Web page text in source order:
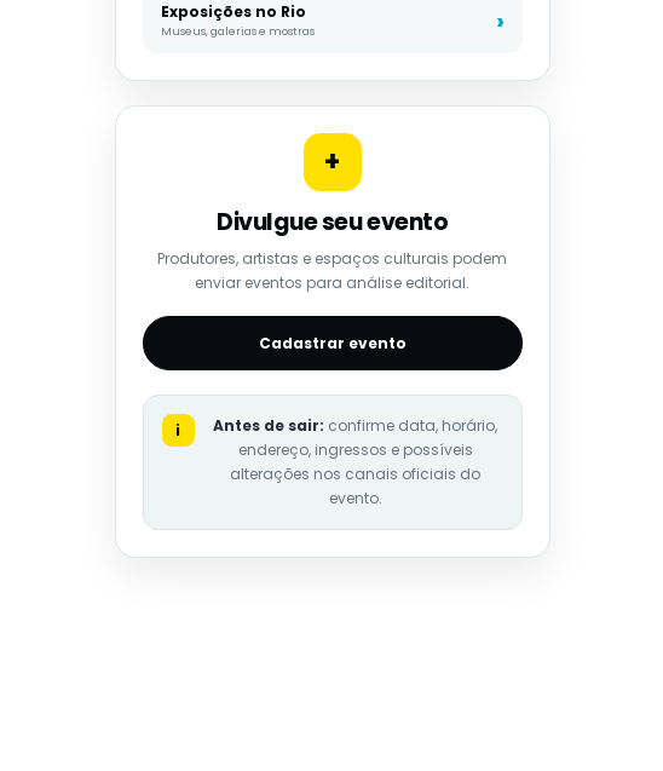
Exposições no Rio
Museus, galerias e mostras
+
Divulgue seu evento
Produtores, artistas e espaços culturais podem
enviar eventos para análise editorial.
Cadastrar evento
i Antes de sair: confirme data, horário,
endereço, ingressos e possíveis
alterações nos canais oficiais do
evento.